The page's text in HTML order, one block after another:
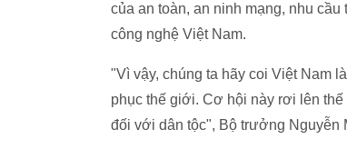
của an toàn, an ninh mạng, nhu
công nghệ Việt Nam.
"Vì vậy, chúng ta hãy coi Việt Nam
phục thế giới. Cơ hội này rơi lên
đối với dân tộc", Bộ trưởng Nguyễn